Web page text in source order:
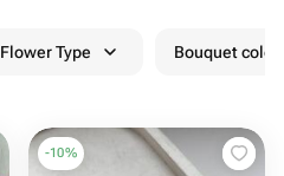
Flower Type Bouquet
-10%